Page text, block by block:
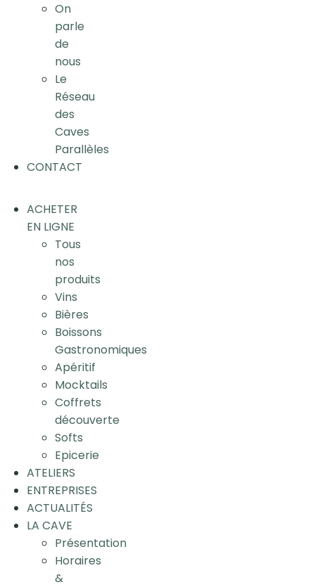
On
parle
de
nous
Le
Réseau
des
Caves
Parallèles
CONTACT
ACHETER
EN LIGNE
Tous
nos
produits
Vins
Bières
Boissons
Gastronomiques
Apéritif
Mocktails
Coffrets
découverte
Softs
Epicerie
ATELIERS
ENTREPRISES
ACTUALITÉS
LA CAVE
Présentation
Horaires
&